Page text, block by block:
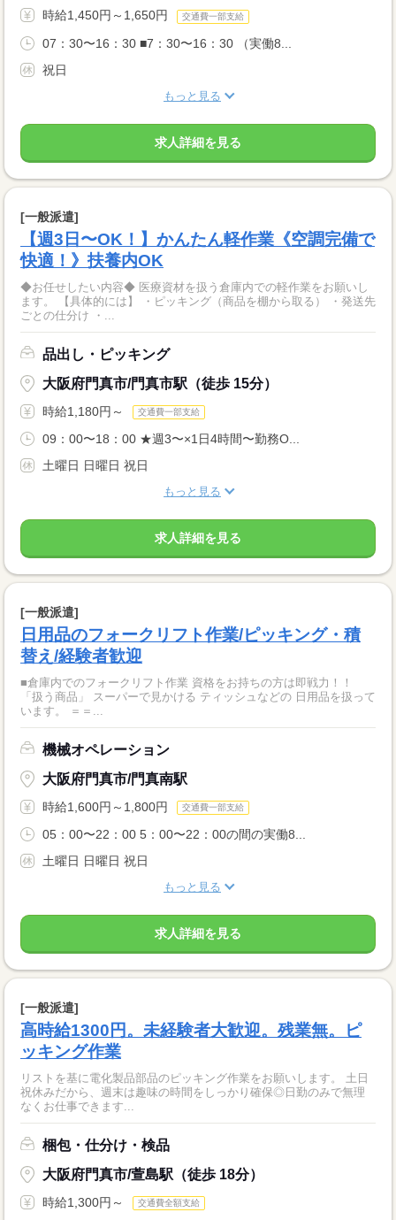
時給1,450円～1,650円 交通費一部支給
07：30〜16：30 ■7：30〜16：30 （実働8...
祝日
もっと見る
求人詳細を見る
[一般派遣]
【週3日〜OK！】かんたん軽作業《空調完備で
快適！》扶養内OK
◆お任せしたい内容◆ 医療資材を扱う倉庫内での軽作業をお願いし
ます。 【具体的には】 ・ピッキング（商品を棚から取る） ・発送先
ごとの仕分け ・...
品出し・ピッキング
大阪府門真市/門真市駅（徒歩 15分）
時給1,180円～ 交通費一部支給
09：00〜18：00 ★週3〜×1日4時間〜勤務O...
土曜日 日曜日 祝日
もっと見る
求人詳細を見る
[一般派遣]
日用品のフォークリフト作業/ピッキング・積
替え/経験者歓迎
■倉庫内でのフォークリフト作業 資格をお持ちの方は即戦力！！
「扱う商品」 スーパーで見かける ティッシュなどの 日用品を扱って
います。 ＝＝...
機械オペレーション
大阪府門真市/門真南駅
時給1,600円～1,800円 交通費一部支給
05：00〜22：00 5：00〜22：00の間の実働8...
土曜日 日曜日 祝日
もっと見る
求人詳細を見る
[一般派遣]
高時給1300円。未経験者大歓迎。残業無。ピ
ッキング作業
リストを基に電化製品部品のピッキング作業をお願いします。 土日
祝休みだから、週末は趣味の時間をしっかり確保◎日勤のみで無理
なくお仕事できます...
梱包・仕分け・検品
大阪府門真市/萱島駅（徒歩 18分）
時給1,300円～ 交通費全額支給